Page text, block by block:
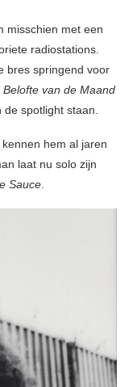
misschien met een
radiostations.
bres springend voor
Belofte van de Maand
de spotlight staan.
kennen hem al jaren
laat nu solo zijn
Sauce.